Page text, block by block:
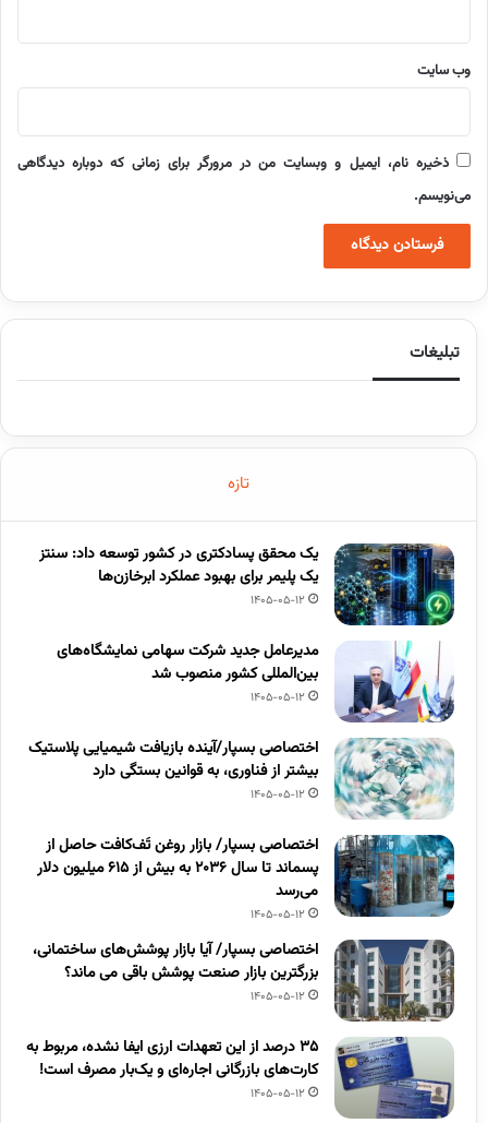
وب‌ سایت
ذخیره نام، ایمیل و وبسایت من در مرورگر برای زمانی که دوباره دیدگاهی
می‌نویسم.
تبلیغات
تازه
یک محقق پسادکتری در کشور توسعه داد: سنتز
یک پلیمر برای بهبود عملکرد ابرخازن‌ها
1405-05-12
مدیرعامل جدید شرکت سهامی نمایشگاه‌های
بین‌المللی کشور منصوب شد
1405-05-12
اختصاصی بسپار/آینده بازیافت شیمیایی پلاستیک
بیشتر از فناوری، به قوانین بستگی دارد
1405-05-12
اختصاصی بسپار/ بازار روغن تَف‌کافت حاصل از
پسماند تا سال ۲۰۳۶ به بیش از ۶۱۵ میلیون دلار
می‌رسد
1405-05-12
اختصاصی بسپار/ آیا بازار پوشش‌های ساختمانی،
بزرگترین بازار صنعت پوشش باقی می ماند؟
1405-05-12
۳۵ درصد از این تعهدات ارزی ایفا نشده، مربوط به
کارت‌های بازرگانی اجاره‌ای و یک‌بار مصرف است!
1405-05-12